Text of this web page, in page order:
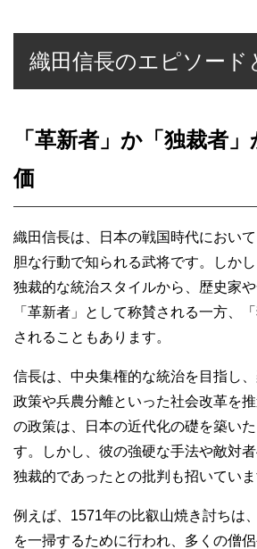
織田信長のエピソード
「革新者」か「独裁者
価
織田信長は、日本の戦国時代におい
胆な行動で知られる武将です。しか
独裁的な統治スタイルから、歴史家
「革新者」として称賛される一方、
されることもあります。
信長は、中央集権的な統治を目指し
政策や兵農分離といった社会改革を
の政策は、日本の近代化の礎を築い
す。しかし、彼の強硬な手法や敵対者
独裁的であったとの批判も招いていま
例えば、1571年の比叡山焼き討ちは
を一掃するために行われ、多くの僧